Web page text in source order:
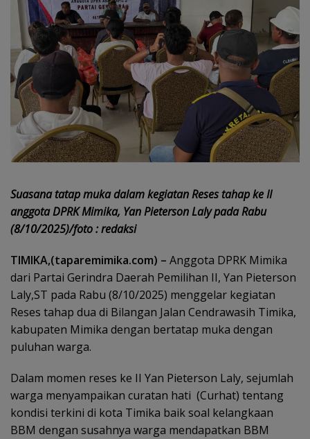
Suasana tatap muka dalam kegiatan Reses tahap ke II
anggota DPRK Mimika, Yan Pieterson Laly pada Rabu
(8/10/2025)/foto : redaksi
TIMIKA,(taparemimika.com) – Anggota DPRK Mimika
dari Partai Gerindra Daerah Pemilihan II, Yan Pieterson
Laly,ST pada Rabu (8/10/2025) menggelar kegiatan
Reses tahap dua di Bilangan Jalan Cendrawasih Timika,
kabupaten Mimika dengan bertatap muka dengan
puluhan warga.
Dalam momen reses ke II Yan Pieterson Laly, sejumlah
warga menyampaikan curatan hati (Curhat) tentang
kondisi terkini di kota Timika baik soal kelangkaan
BBM dengan susahnya warga mendapatkan BBM